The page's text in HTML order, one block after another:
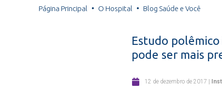
Fale com o Moinhos
Doação de
Enfermagem
Escritório
Página Principal O Hospital Blog Saúde e Você
Estudo
pode ser mais
12 de dezembro de 2017